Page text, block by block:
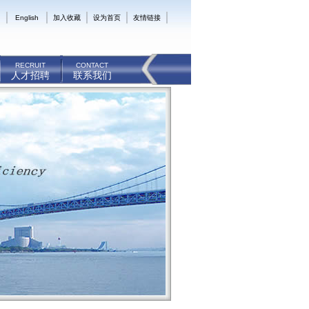
English 加入收藏 设为首页 友情链接
RECRUIT
人才招聘
CONTACT
联系我们